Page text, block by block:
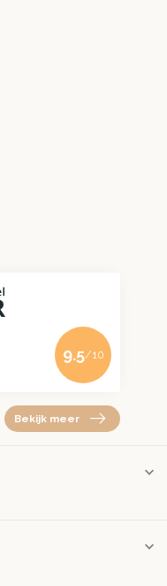
9.5/10
Bekijk meer